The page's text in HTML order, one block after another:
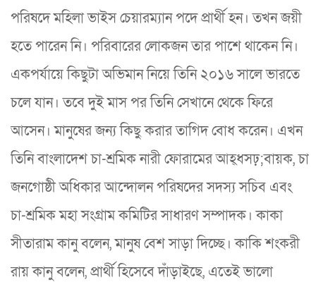
পরিষদে মহিলা ভাইস চেয়ারম্যান পদে প্রার্থী হন। তখন জয়ী
হতে পারেন নি। পরিবারের লোকজন তার পাশে থাকেন নি।
একপর্যায়ে কিছুটা অভিমান নিয়ে তিনি ২০১৬ সালে ভারতে
চলে যান। তবে দুই মাস পর তিনি সেখানে থেকে ফিরে
আসেন। মানুষের জন্য কিছু করার তাগিদ বোধ করেন। এখন
তিনি বাংলাদেশ চা-শ্রমিক নারী ফোরামের আহ্ধসঢ়;বায়ক, চা
জনগোষ্ঠী অধিকার আন্দোলন পরিষদের সদস্য সচিব এবং
চা-শ্রমিক মহা সংগ্রাম কমিটির সাধারণ সম্পাদক। কাকা
সীতারাম কানু বলেন, মানুষ বেশ সাড়া দিচ্ছে। কাকি শংকরী
রায় কানু বলেন, প্রার্থী হিসেবে দাঁড়াইছে, এতেই ভালো